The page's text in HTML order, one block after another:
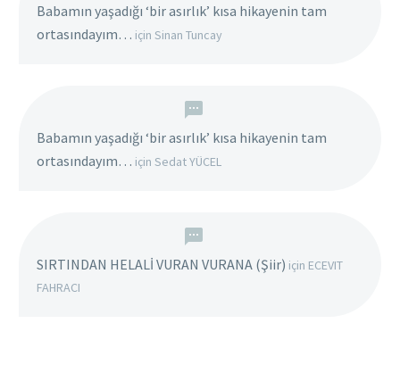
Babamın yaşadığı ‘bir asırlık’ kısa hikayenin tam
ortasındayım… için Sinan Tuncay
Babamın yaşadığı ‘bir asırlık’ kısa hikayenin tam
ortasındayım… için Sedat YÜCEL
SIRTINDAN HELALİ VURAN VURANA (Şiir) için ECEVIT
FAHRACI